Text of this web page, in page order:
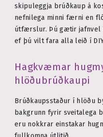
skipuleggja brúðkaup á
nefnilega minni færni en
útfærslur. Þú gætir jafnvel
ef þú vilt fara alla leið í
Hagkvæmar
hlöðubrúðkaupi
Brúðkaupsstaður í hlöðu
bakgrunn fyrir sveitalega
eru nokkrar einstakar